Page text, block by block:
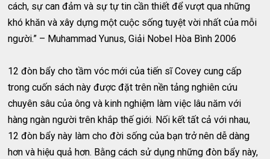
cách, sự can đảm và sự tự tin cần thiết để vượt qua những
khó khăn và xây dựng một cuộc sống tuyệt vời nhất của mỗi
người.” – Muhammad Yunus, Giải Nobel Hòa Bình 2006
12 đòn bẩy cho tầm vóc mới của tiến sĩ Covey cung cấp
trong cuốn sách này được đặt trên nền tảng nghiên cứu
chuyên sâu của ông và kinh nghiệm làm việc lâu năm với
hàng ngàn người trên khắp thế giới. Nối kết tất cả với nhau,
12 đòn bẩy này làm cho đời sống của bạn trở nên dễ dàng
hơn và hiệu quả hơn. Bằng cách sử dụng những đòn bẩy này,